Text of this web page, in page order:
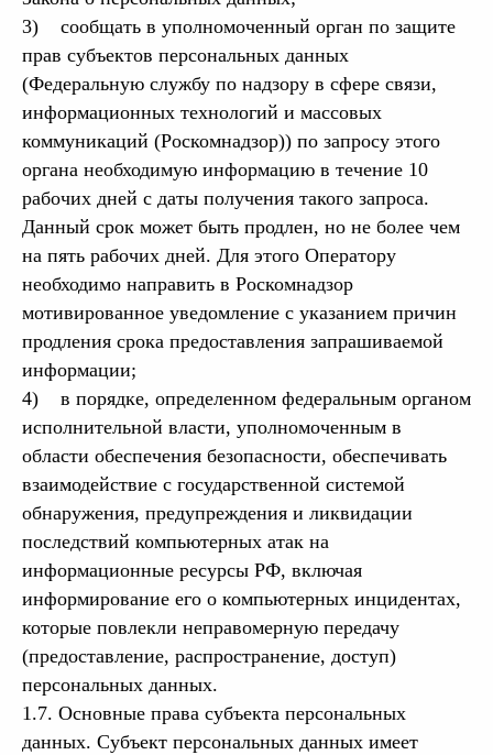
3) сообщать в уполномоченный орган по защите
прав субъектов персональных данных
(Федеральную службу по надзору в сфере связи,
информационных технологий и массовых
коммуникаций (Роскомнадзор)) по запросу этого
органа необходимую информацию в течение 10
рабочих дней с даты получения такого запроса.
Данный срок может быть продлен, но не более чем
на пять рабочих дней. Для этого Оператору
необходимо направить в Роскомнадзор
мотивированное уведомление с указанием причин
продления срока предоставления запрашиваемой
информации;
4) в порядке, определенном федеральным органом
исполнительной власти, уполномоченным в
области обеспечения безопасности, обеспечивать
взаимодействие с государственной системой
обнаружения, предупреждения и ликвидации
последствий компьютерных атак на
информационные ресурсы РФ, включая
информирование его о компьютерных инцидентах,
которые повлекли неправомерную передачу
(предоставление, распространение, доступ)
персональных данных.
1.7. Основные права субъекта персональных
данных. Субъект персональных данных имеет